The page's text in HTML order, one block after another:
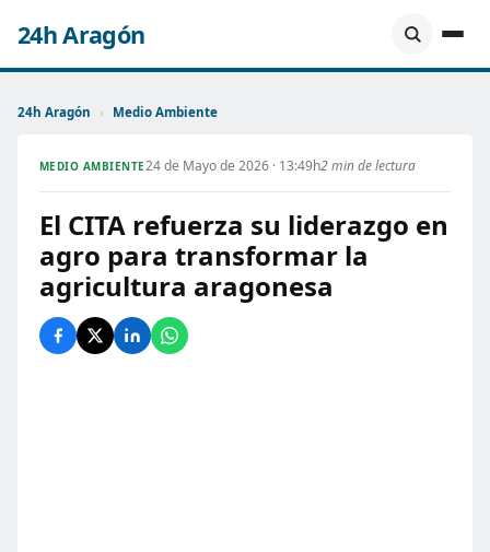
24h Aragón
24h Aragón › Medio Ambiente
MEDIO AMBIENTE24 de Mayo de 2026 · 13:49h2 min de lectura
El CITA refuerza su liderazgo en
agro para transformar la
agricultura aragonesa